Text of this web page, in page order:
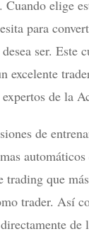
Cuando elige
para
ser. Este
excelente
de la
de
trading que
trader. Así
de